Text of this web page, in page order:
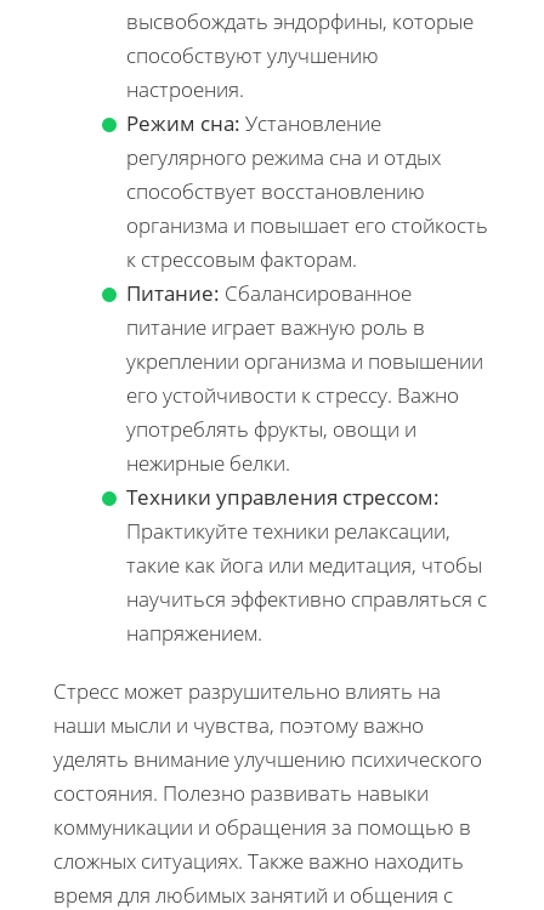
высвобождать эндорфины, которые
способствуют улучшению
настроения.
Режим сна: Установление
регулярного режима сна и отдых
способствует восстановлению
организма и повышает его стойкость
к стрессовым факторам.
Питание: Сбалансированное
питание играет важную роль в
укреплении организма и повышении
его устойчивости к стрессу. Важно
употреблять фрукты, овощи и
нежирные белки.
Техники управления стрессом:
Практикуйте техники релаксации,
такие как йога или медитация, чтобы
научиться эффективно справляться с
напряжением.
Стресс может разрушительно влиять на
наши мысли и чувства, поэтому важно
уделять внимание улучшению психического
состояния. Полезно развивать навыки
коммуникации и обращения за помощью в
сложных ситуациях. Также важно находить
время для любимых занятий и общения с